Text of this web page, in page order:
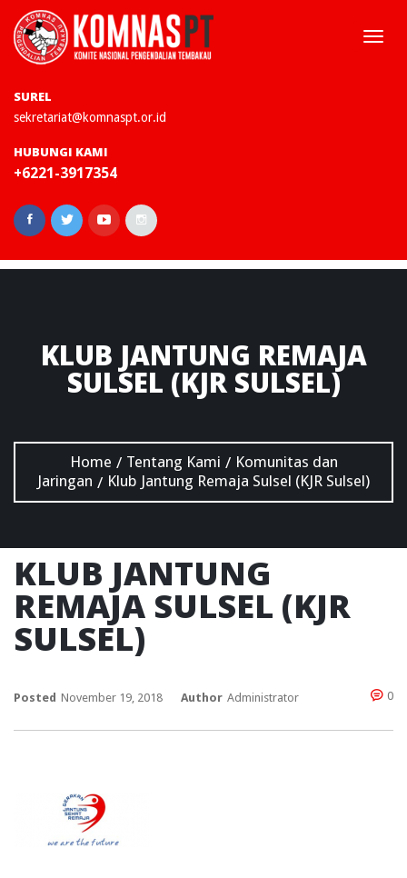
SUREL
sekretariat@komnaspt.or.id
HUBUNGI KAMI
+6221-3917354
KLUB JANTUNG REMAJA
SULSEL (KJR SULSEL)
Home / Tentang Kami / Komunitas dan
Jaringan / Klub Jantung Remaja Sulsel (KJR Sulsel)
KLUB JANTUNG
REMAJA SULSEL (KJR
SULSEL)
Posted November 19, 2018 Author Administrator 0